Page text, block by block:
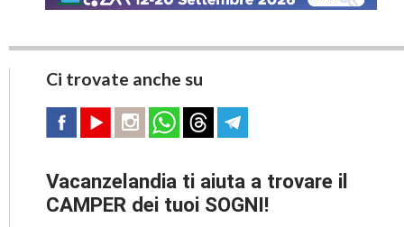
Ci trovate anche su
Vacanzelandia ti aiuta a trovare il
CAMPER dei tuoi SOGNI!